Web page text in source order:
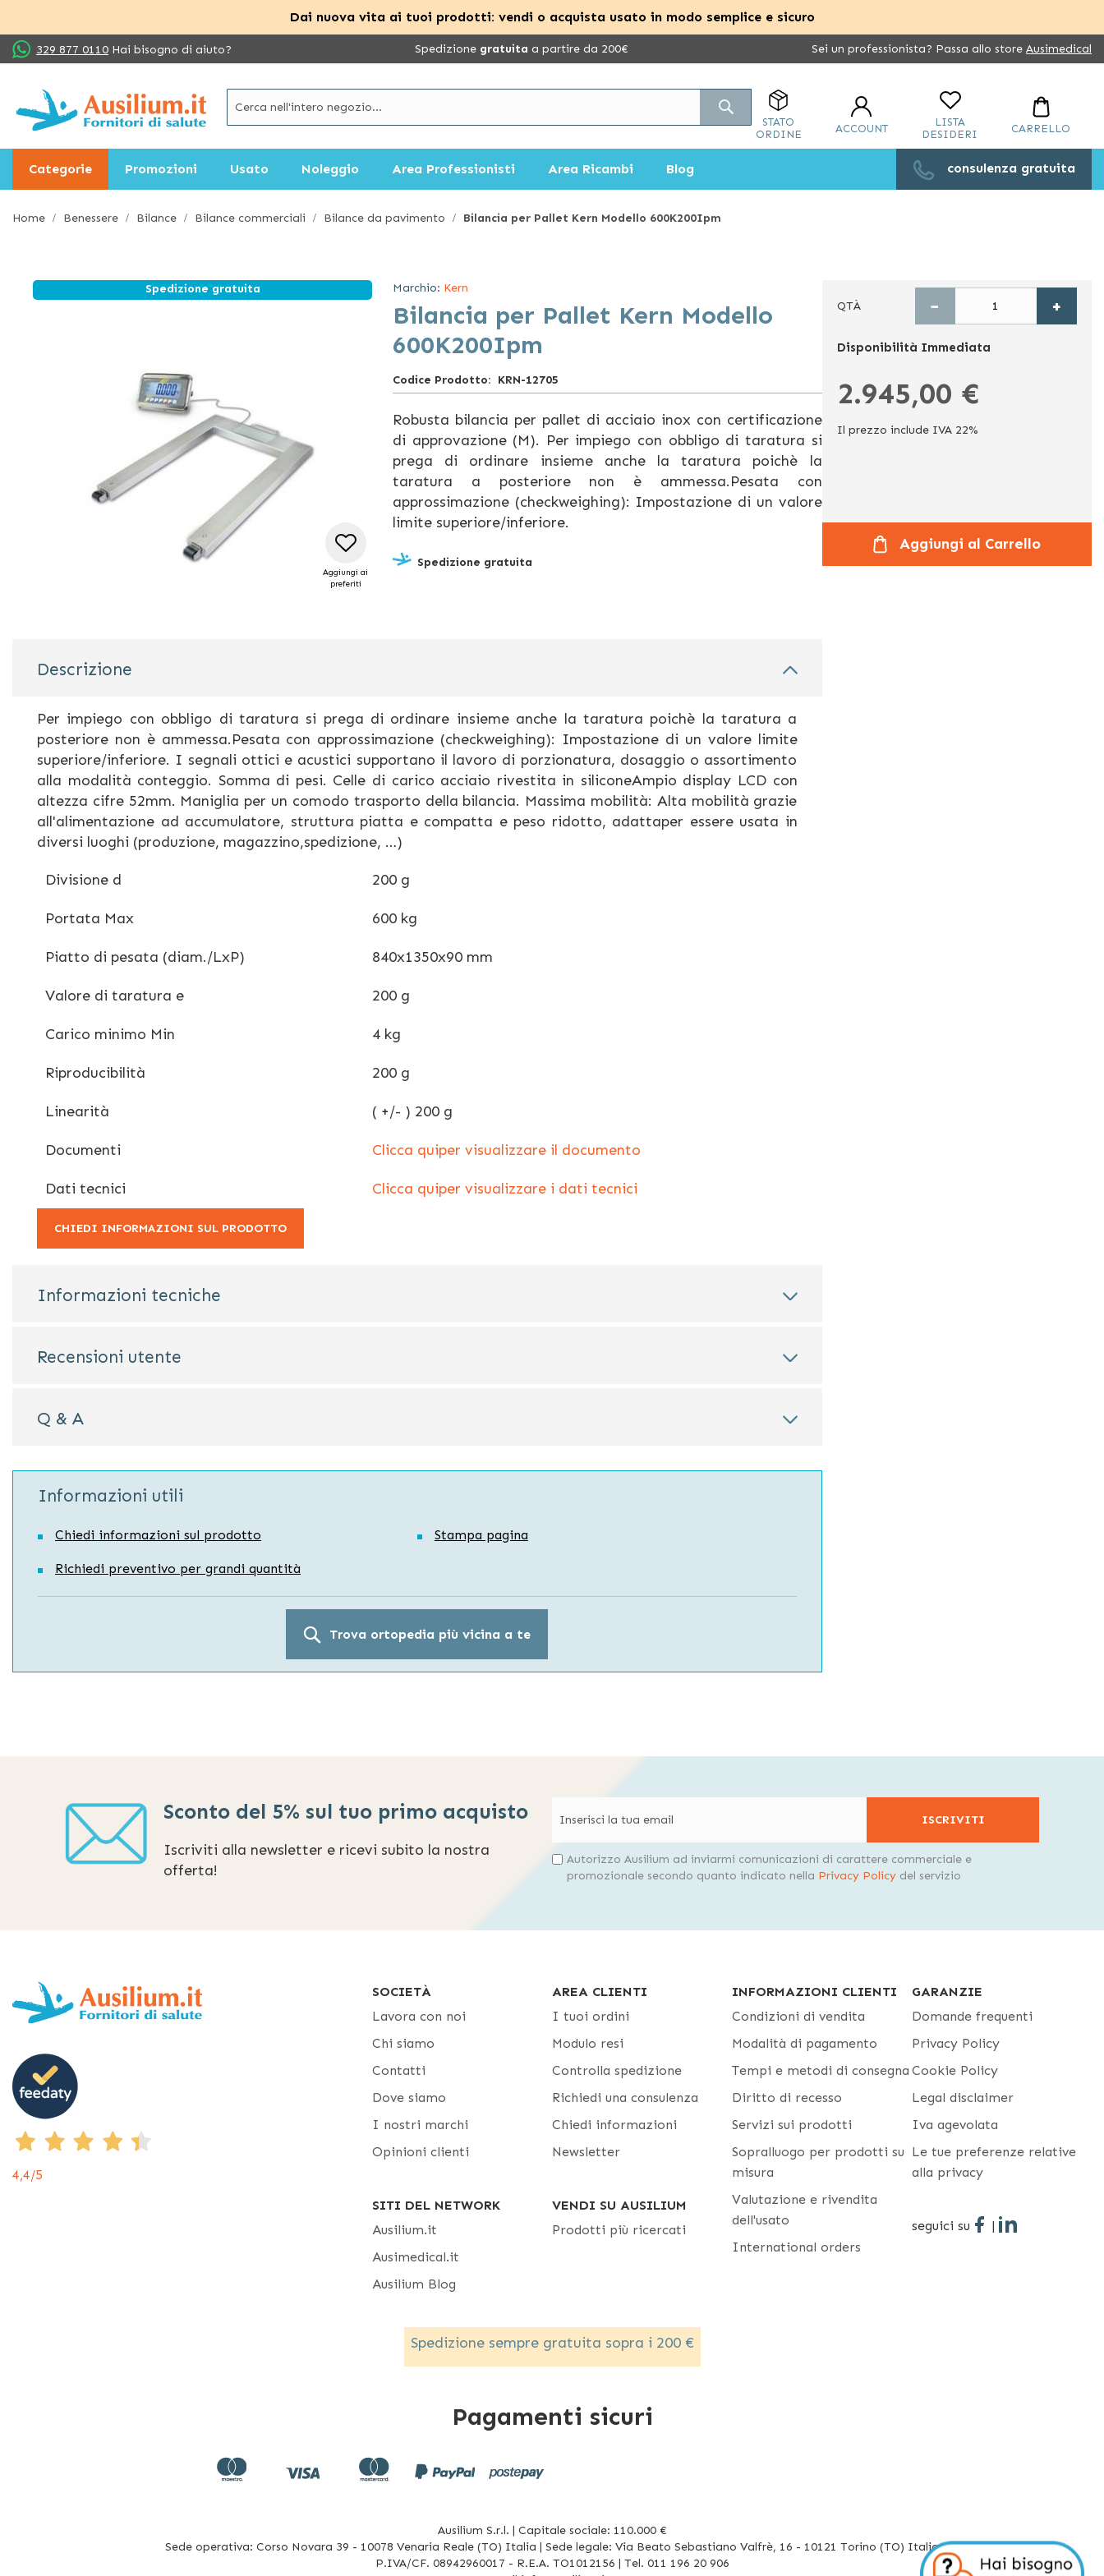
Dai nuova vita ai tuoi prodotti: vendi o acquista usato in modo semplice e sicuro
Salta
al
329 877 0110 Hai bisogno di aiuto? Spedizione gratuita a partire da 200€ Sei un professionista? Passa allo store Ausimedical
STATO
ORDINE
ACCOUNT
LISTA
DESIDERI
CARRELLO
Categorie Promozioni Usato Noleggio Area Professionisti Area Ricambi Blog consulenza gratuita
Home Benessere Bilance Bilance commerciali Bilance da pavimento Bilancia per Pallet Kern Modello 600K200Ipm
Spedizione gratuita
all'inizio
della
di
immagini
Aggiungi ai
preferiti
Marchio: Kern
Bilancia per Pallet Kern Modello
600K200Ipm
Codice Prodotto KRN-12705
Robusta bilancia per pallet di acciaio inox con certificazione
di approvazione (M). Per impiego con obbligo di taratura si
prega di ordinare insieme anche la taratura poichè la
taratura a posteriore non è ammessa.Pesata con
approssimazione (checkweighing): Impostazione di un valore
limite superiore/inferiore.
Spedizione gratuita
QTÀ − +
Disponibilità Immediata
2.945,00 €
Il prezzo include IVA 22%
Aggiungi al Carrello
Descrizione
Per impiego con obbligo di taratura si prega di ordinare insieme anche la taratura poichè la taratura a
posteriore non è ammessa.Pesata con approssimazione (checkweighing): Impostazione di un valore limite
superiore/inferiore. I segnali ottici e acustici supportano il lavoro di porzionatura, dosaggio o assortimento
alla modalità conteggio. Somma di pesi. Celle di carico acciaio rivestita in siliconeAmpio display LCD con
altezza cifre 52mm. Maniglia per un comodo trasporto della bilancia. Massima mobilità: Alta mobilità grazie
all'alimentazione ad accumulatore, struttura piatta e compatta e peso ridotto, adattaper essere usata in
diversi luoghi (produzione, magazzino,spedizione, …)
Divisione d 200 g
Portata Max 600 kg
Piatto di pesata (diam./LxP) 840x1350x90 mm
Valore di taratura e 200 g
Carico minimo Min 4 kg
Riproducibilità 200 g
Linearità ( +/- ) 200 g
Documenti Clicca quiper visualizzare il documento
Dati tecnici Clicca quiper visualizzare i dati tecnici
CHIEDI INFORMAZIONI SUL PRODOTTO
Informazioni tecniche
Recensioni utente
Q & A
Informazioni utili
Chiedi informazioni sul prodotto Stampa pagina
Richiedi preventivo per grandi quantità
Trova ortopedia più vicina a te
Sconto del 5% sul tuo primo acquisto
Iscriviti alla newsletter e ricevi subito la nostra
offerta!
ISCRIVITI
Autorizzo Ausilium ad inviarmi comunicazioni di carattere commerciale e
promozionale secondo quanto indicato nella Privacy Policy del servizio
4,4/5
SOCIETÀ
Lavora con noi
Chi siamo
Contatti
Dove siamo
I nostri marchi
Opinioni clienti
SITI DEL NETWORK
Ausilium.it
Ausimedical.it
Ausilium Blog
AREA CLIENTI
I tuoi ordini
Modulo resi
Controlla spedizione
Richiedi una consulenza
Chiedi informazioni
Newsletter
VENDI SU AUSILIUM
Prodotti più ricercati
INFORMAZIONI CLIENTI
Condizioni di vendita
Modalità di pagamento
Tempi e metodi di consegna
Diritto di recesso
Servizi sui prodotti
Sopralluogo per prodotti su
misura
Valutazione e rivendita
dell'usato
International orders
GARANZIE
Domande frequenti
Privacy Policy
Cookie Policy
Legal disclaimer
Iva agevolata
Le tue preferenze relative
alla privacy
seguici su |
Spedizione sempre gratuita sopra i 200 €
Pagamenti sicuri
Ausilium S.r.l. | Capitale sociale: 110.000 €
Sede operativa: Corso Novara 39 - 10078 Venaria Reale (TO) Italia | Sede legale: Via Beato Sebastiano Valfrè, 16 - 10121 Torino (TO) Italia
P.IVA/CF. 08942960017 - R.E.A. TO1012156 | Tel. 011 196 20 906